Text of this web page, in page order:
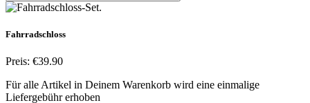
Fahrradschloss
Preis: €39.90
Für alle Artikel in Deinem Warenkorb wird eine einmalige
Liefergebühr erhoben